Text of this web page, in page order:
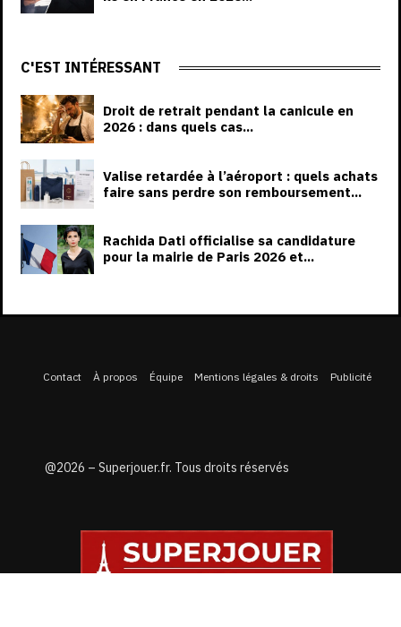
C'EST INTÉRESSANT
Droit de retrait pendant la canicule en
2026 : dans quels cas...
Valise retardée à l’aéroport : quels achats
faire sans perdre son remboursement...
Rachida Dati officialise sa candidature
pour la mairie de Paris 2026 et...
@2026 – Superjouer.fr. Tous droits réservés
Contact À propos Équipe Mentions légales & droits Publicité